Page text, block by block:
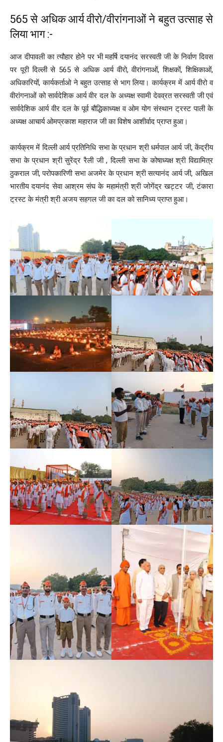
565 से अधिक आर्य वीरो/वीरांगनाओं ने बहुत उत्साह से
लिया भाग :-
आज दीपावली का त्यौहार होने पर भी महर्षि दयानंद सरस्वती जी के निर्वाण दिवस
पर पूरी दिल्ली से 565 से अधिक आर्य वीरो, वीरांगनाओं, शिक्षकों, शिक्षिकाओं,
अधिकारियों, कार्यकर्ताओ ने बहुत उत्साह से भाग लिया। कार्यक्रम में आर्य वीरो व
वीरांगनाओं को सार्वदेशिक आर्य वीर दल के अध्यक्ष स्वामी देवव्रत सरस्वती जी एवं
सार्वदेशिक आर्य वीर दल के पूर्व बौद्धिकाध्यक्ष व ओम योग संस्थान ट्रस्ट पाली के
अध्यक्ष आचार्य ओमप्रकाश महाराज जी का विशेष आशीर्वाद प्राप्त हुआ।
कार्यक्रम में दिल्ली आर्य प्रतिनिधि सभा के प्रधान श्री धर्मपाल आर्य जी, केंद्रीय
सभा के प्रधान श्री सुरेंद्र रैली जी , दिल्ली सभा के कोषाध्यक्ष श्री विद्यामित्र
ठुकराल जी, परोपकारिणी सभा अजमेर के प्रधान श्री सत्यानंद आर्य जी, अखिल
भारतीय दयानंद सेवा आश्रम संघ के महामंत्री श्री जोगेंद्र खट्टर जी, टंकारा
ट्रस्ट के मंत्री श्री अजय सहगल जी का दल को सानिध्य प्राप्त हुआ।